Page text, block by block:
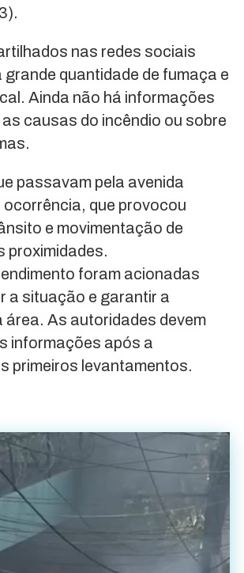
nas redes sociais
grande quantidade de fumaça e
Ainda não há informações
causas do incêndio ou sobre
passavam pela avenida
que provocou
e movimentação de
proximidades.
foram acionadas
a situação e garantir a
área. As autoridades devem
informações após a
primeiros levantamentos.